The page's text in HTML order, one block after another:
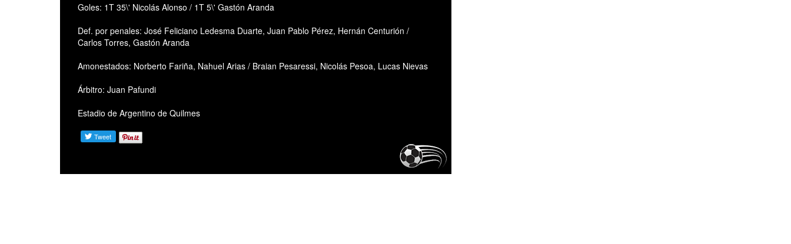
Goles: 1T 35\' Nicolás Alonso / 1T 5\' Gastón Aranda
Def. por penales: José Feliciano Ledesma Duarte, Juan Pablo Pérez, Hernán Centurión /
Carlos Torres, Gastón Aranda
Amonestados: Norberto Fariña, Nahuel Arias / Braian Pesaressi, Nicolás Pesoa, Lucas Nievas
Árbitro: Juan Pafundi
Estadio de Argentino de Quilmes